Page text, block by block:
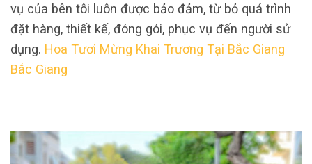
vụ của bên tôi luôn được bảo đảm, từ bỏ quá trình
đặt hàng, thiết kế, đóng gói, phục vụ đến người sử
dụng. Hoa Tươi Mừng Khai Trương Tại Bắc Giang
Bắc Giang